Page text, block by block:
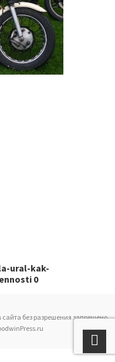
ural-kak-
0
без разрешения запрещено